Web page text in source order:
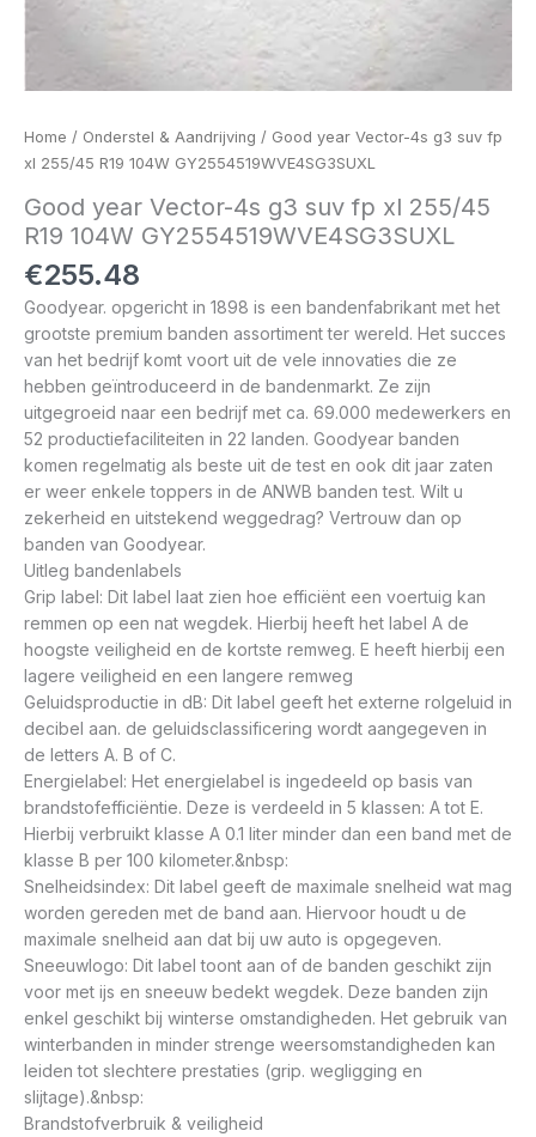
Home / Onderstel & Aandrijving / Good year Vector-4s g3 suv fp
xl 255/45 R19 104W GY2554519WVE4SG3SUXL
Good year Vector-4s g3 suv fp xl 255/45
R19 104W GY2554519WVE4SG3SUXL
€255.48
Goodyear. opgericht in 1898 is een bandenfabrikant met het
grootste premium banden assortiment ter wereld. Het succes
van het bedrijf komt voort uit de vele innovaties die ze
hebben geïntroduceerd in de bandenmarkt. Ze zijn
uitgegroeid naar een bedrijf met ca. 69.000 medewerkers en
52 productiefaciliteiten in 22 landen. Goodyear banden
komen regelmatig als beste uit de test en ook dit jaar zaten
er weer enkele toppers in de ANWB banden test. Wilt u
zekerheid en uitstekend weggedrag? Vertrouw dan op
banden van Goodyear.
Uitleg bandenlabels
Grip label: Dit label laat zien hoe efficiënt een voertuig kan
remmen op een nat wegdek. Hierbij heeft het label A de
hoogste veiligheid en de kortste remweg. E heeft hierbij een
lagere veiligheid en een langere remweg
Geluidsproductie in dB: Dit label geeft het externe rolgeluid in
decibel aan. de geluidsclassificering wordt aangegeven in
de letters A. B of C.
Energielabel: Het energielabel is ingedeeld op basis van
brandstofefficiëntie. Deze is verdeeld in 5 klassen: A tot E.
Hierbij verbruikt klasse A 0.1 liter minder dan een band met de
klasse B per 100 kilometer.&nbsp:
Snelheidsindex: Dit label geeft de maximale snelheid wat mag
worden gereden met de band aan. Hiervoor houdt u de
maximale snelheid aan dat bij uw auto is opgegeven.
Sneeuwlogo: Dit label toont aan of de banden geschikt zijn
voor met ijs en sneeuw bedekt wegdek. Deze banden zijn
enkel geschikt bij winterse omstandigheden. Het gebruik van
winterbanden in minder strenge weersomstandigheden kan
leiden tot slechtere prestaties (grip. wegligging en
slijtage).&nbsp:
Brandstofverbruik & veiligheid